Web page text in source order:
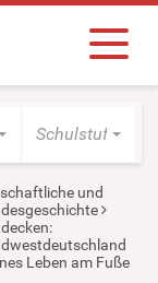
Schulstufe
und
Leben am Fuße